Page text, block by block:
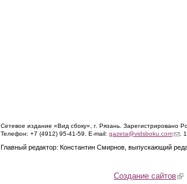
Сетевое издание «Вид сбоку», г. Рязань. Зарегистрировано
Телефон: +7 (4912) 95-41-59. E-mail: gazeta@vidsboku.com(link
.
Главный редактор: Константин Смирнов, выпускающий
Создание сайтов